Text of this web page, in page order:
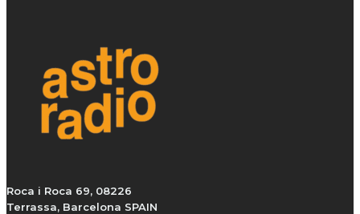
Roca i Roca 69, 08226
Terrassa, Barcelona SPAIN